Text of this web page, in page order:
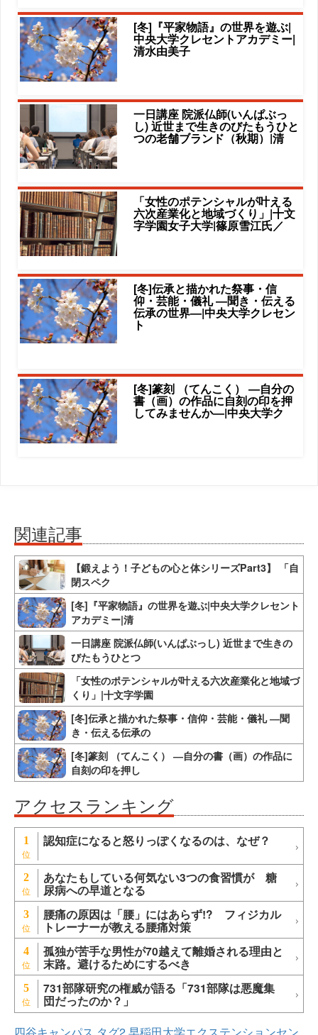
[冬]『平家物語』の世界を遊ぶ|
中央大学クレセントアカデミー|
清水由美子
一日講座 院派仏師(いんぱぶっ
し) 近世まで生きのびたもうひと
つの老舗ブランド（秋期）|清
「女性のポテンシャルが叶える
六次産業化と地域づくり」|十文
字学園女子大学|篠原雪江氏／
[冬]伝承と描かれた祭事・信
仰・芸能・儀礼 ―聞き・伝える
伝承の世界―|中央大学クレセン
ト
[冬]篆刻 （てんこく） ―自分の
書（画）の作品に自刻の印を押
してみませんか―|中央大学ク
関連記事
【鍛えよう！子どもの心と体シリーズPart3】 「自
閉スペク
[冬]『平家物語』の世界を遊ぶ|中央大学クレセント
アカデミー|清
一日講座 院派仏師(いんぱぶっし) 近世まで生きの
びたもうひとつ
「女性のポテンシャルが叶える六次産業化と地域づ
くり」|十文字学園
[冬]伝承と描かれた祭事・信仰・芸能・儀礼 ―聞
き・伝える伝承の
[冬]篆刻 （てんこく） ―自分の書（画）の作品に
自刻の印を押し
アクセスランキング
1 認知症になると怒りっぽくなるのは、なぜ？
2 あなたもしている何気ない3つの食習慣が 糖
尿病への早道となる
3 腰痛の原因は「腰」にはあらず!? フィジカル
トレーナーが教える腰痛対策
4 孤独が苦手な男性が70越えて離婚される理由と
末路。避けるためにするべき
5 731部隊研究の権威が語る「731部隊は悪魔集
団だったのか？」